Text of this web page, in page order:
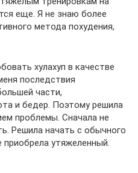
еще. Я не знаю более
метода похудения,
хулахуп в качестве
последствия
части,
и бедер. Поэтому решила
проблемы. Сначала не
Решила начать с обычного
утяжеленный.